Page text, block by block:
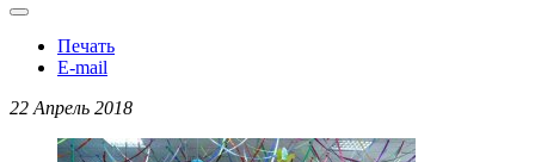
Печать
E-mail
22 Апрель 2018